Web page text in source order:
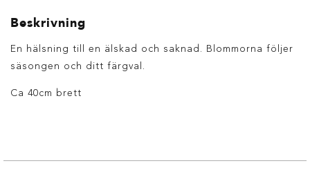
Beskrivning
En hälsning till en älskad och saknad. Blommorna följer
säsongen och ditt färgval.
Ca 40cm brett